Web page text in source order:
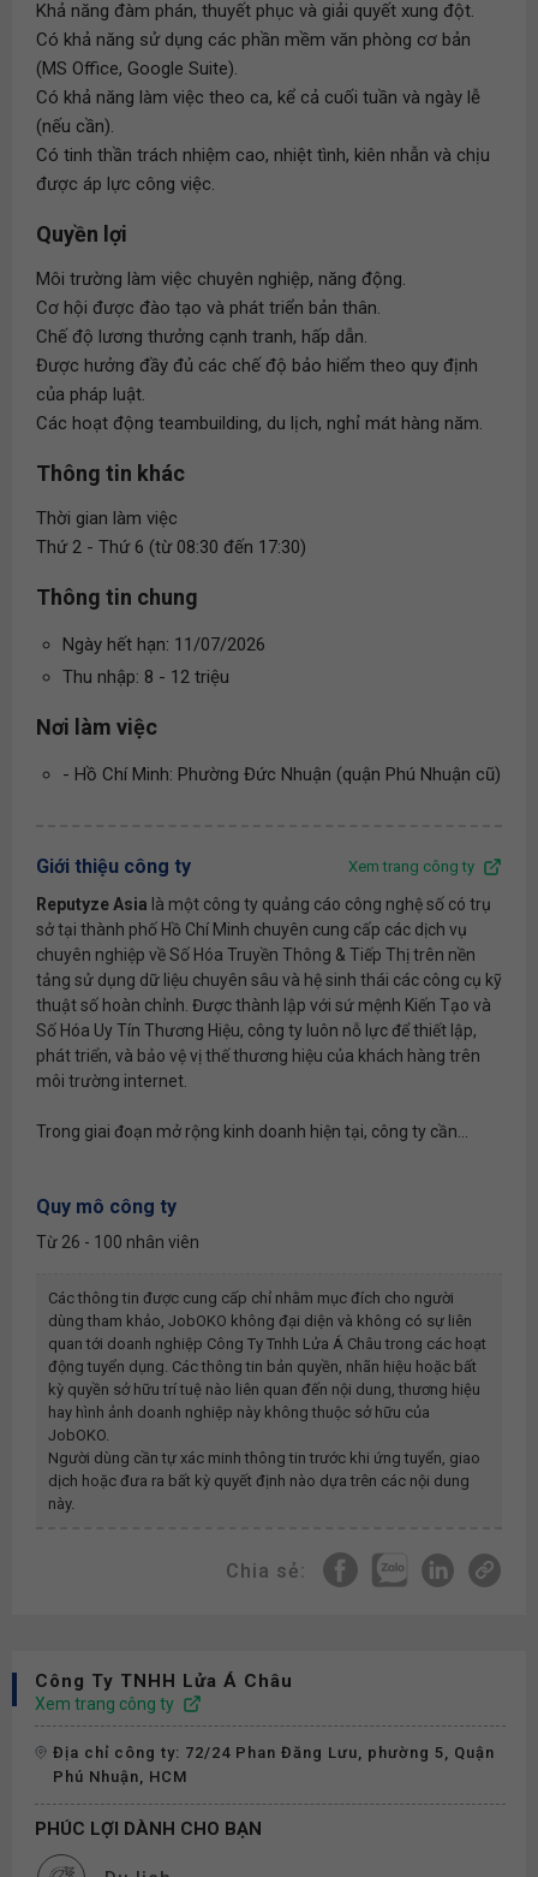
Khả năng đàm phán, thuyết phục và giải quyết xung đột.
Có khả năng sử dụng các phần mềm văn phòng cơ bản
(MS Office, Google Suite).
Có khả năng làm việc theo ca, kể cả cuối tuần và ngày lễ
(nếu cần).
Có tinh thần trách nhiệm cao, nhiệt tình, kiên nhẫn và chịu
được áp lực công việc.
Quyền lợi
Môi trường làm việc chuyên nghiệp, năng động.
Cơ hội được đào tạo và phát triển bản thân.
Chế độ lương thưởng cạnh tranh, hấp dẫn.
Được hưởng đầy đủ các chế độ bảo hiểm theo quy định
của pháp luật.
Các hoạt động teambuilding, du lịch, nghỉ mát hàng năm.
Thông tin khác
Thời gian làm việc
Thứ 2 - Thứ 6 (từ 08:30 đến 17:30)
Thông tin chung
Ngày hết hạn: 11/07/2026
Thu nhập: 8 - 12 triệu
Nơi làm việc
- Hồ Chí Minh: Phường Đức Nhuận (quận Phú Nhuận cũ)
Giới thiệu công ty Xem trang công ty
Reputyze Asia là một công ty quảng cáo công nghệ số có trụ
sở tại thành phố Hồ Chí Minh chuyên cung cấp các dịch vụ
chuyên nghiệp về Số Hóa Truyền Thông & Tiếp Thị trên nền
tảng sử dụng dữ liệu chuyên sâu và hệ sinh thái các công cụ kỹ
thuật số hoàn chỉnh. Được thành lập với sứ mệnh Kiến Tạo và
Số Hóa Uy Tín Thương Hiệu, công ty luôn nỗ lực để thiết lập,
phát triển, và bảo vệ vị thế thương hiệu của khách hàng trên
môi trường internet.
Trong giai đoạn mở rộng kinh doanh hiện tại, công ty cần...
Quy mô công ty
Từ 26 - 100 nhân viên
Các thông tin được cung cấp chỉ nhằm mục đích cho người
dùng tham khảo, JobOKO không đại diện và không có sự liên
quan tới doanh nghiệp Công Ty Tnhh Lửa Á Châu trong các hoạt
động tuyển dụng. Các thông tin bản quyền, nhãn hiệu hoặc bất
kỳ quyền sở hữu trí tuệ nào liên quan đến nội dung, thương hiệu
hay hình ảnh doanh nghiệp này không thuộc sở hữu của
JobOKO.
Người dùng cần tự xác minh thông tin trước khi ứng tuyển, giao
dịch hoặc đưa ra bất kỳ quyết định nào dựa trên các nội dung
này.
Chia sẻ:
Công Ty TNHH Lửa Á Châu
Xem trang công ty
Địa chỉ công ty: 72/24 Phan Đăng Lưu, phường 5, Quận
Phú Nhuận, HCM
PHÚC LỢI DÀNH CHO BẠN